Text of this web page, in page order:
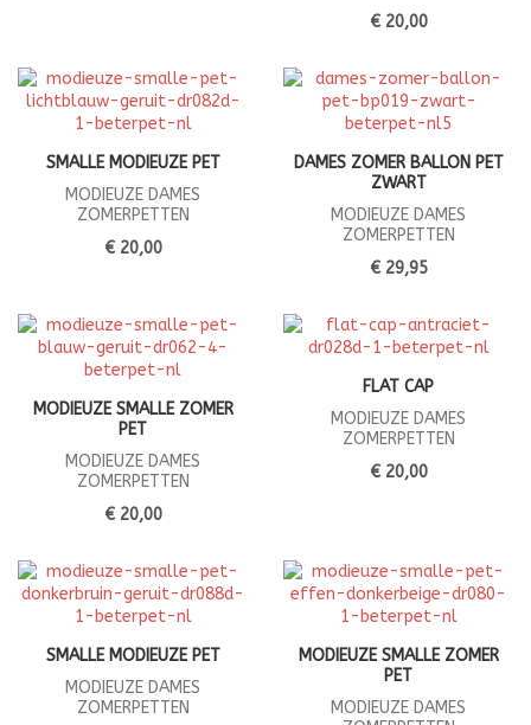
€ 20,00
SMALLE MODIEUZE PET
MODIEUZE DAMES
ZOMERPETTEN
€ 20,00
DAMES ZOMER BALLON PET
ZWART
MODIEUZE DAMES
ZOMERPETTEN
€ 29,95
MODIEUZE SMALLE ZOMER
PET
MODIEUZE DAMES
ZOMERPETTEN
€ 20,00
FLAT CAP
MODIEUZE DAMES
ZOMERPETTEN
€ 20,00
SMALLE MODIEUZE PET
MODIEUZE DAMES
ZOMERPETTEN
MODIEUZE SMALLE ZOMER
PET
MODIEUZE DAMES